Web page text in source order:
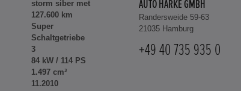
storm siber met
127.600 km
Super
Schaltgetriebe
3
84 kW / 114 PS
1.497 cm³
11.2010
AUTO HARKE GMBH
Randersweide 59-63
21035 Hamburg
+49 40 735 935 0